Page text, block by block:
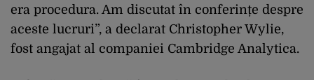
era procedura. Am discutat în conferințe despre
aceste lucruri”, a declarat Christopher Wylie,
fost angajat al companiei Cambridge Analytica.